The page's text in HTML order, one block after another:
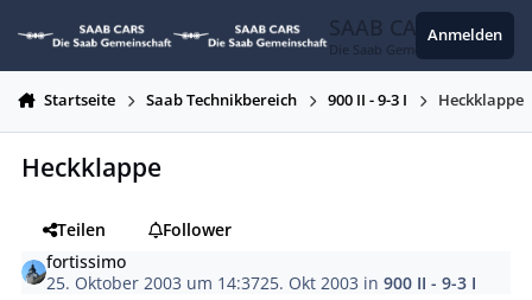
SAAB CARS
Die Saab Gemeinschaft
Anmelden
Startseite Saab Technikbereich 900 II - 9-3 I Heckklappe
Heckklappe
Teilen
Follower
fortissimo
25. Oktober 2003 um 14:3725. Okt 2003 in900 II - 9-3 I